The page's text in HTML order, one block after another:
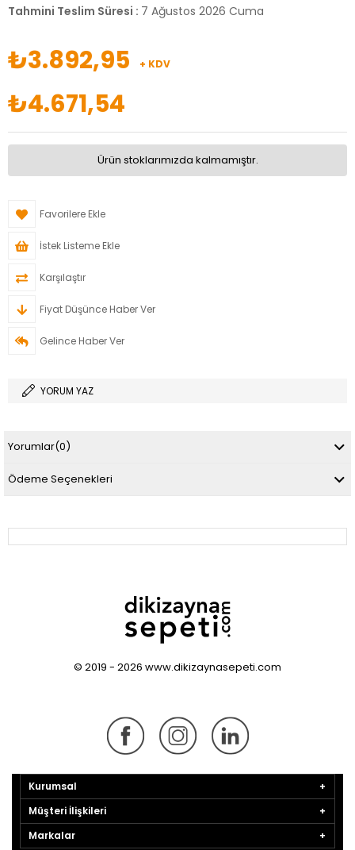
Tahmini Teslim Süresi : 7 Ağustos 2026 Cuma
₺3.892,95 + KDV
₺4.671,54
Ürün stoklarımızda kalmamıştır.
Favorilere Ekle
İstek Listeme Ekle
Karşılaştır
Fiyat Düşünce Haber Ver
Gelince Haber Ver
YORUM YAZ
Yorumlar(0)
Ödeme Seçenekleri
© 2019 - 2026 www.dikizaynasepeti.com
Kurumsal
Müşteri İlişkileri
Markalar